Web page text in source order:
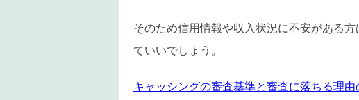
そのため信用情報や収入状況に不安がある
ていいでしょう。
キャッシングの審査基準と審査に落ちる理由